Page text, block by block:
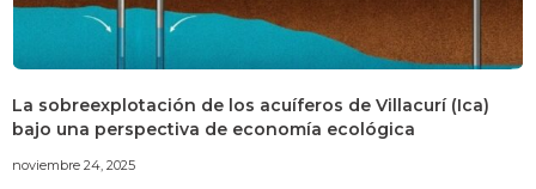
La sobreexplotación de los acuíferos de Villacurí (Ica)
bajo una perspectiva de economía ecológica
noviembre 24, 2025